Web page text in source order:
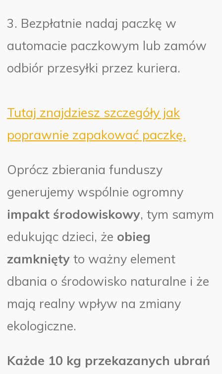
3. Bezpłatnie nadaj paczkę w
automacie paczkowym lub zamów
odbiór przesyłki przez kuriera.
Tutaj znajdziesz szczegóły jak
poprawnie zapakować paczkę.
Oprócz zbierania funduszy
generujemy wspólnie ogromny
impakt środowiskowy, tym samym
edukując dzieci, że obieg
zamknięty to ważny element
dbania o środowisko naturalne i że
mają realny wpływ na zmiany
ekologiczne.
Każde 10 kg przekazanych ubrań